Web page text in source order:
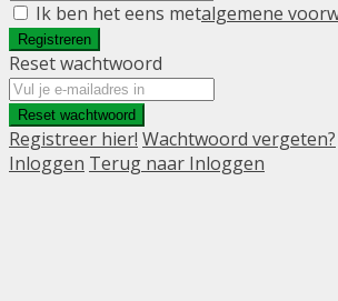
Ik ben het eens metalgemene
Registreren
Reset wachtwoord
Reset wachtwoord
Registreer hier! Wachtwoord vergeten?
Inloggen Terug naar Inloggen